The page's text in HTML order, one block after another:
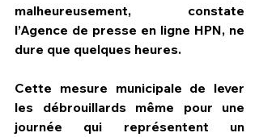
malheureusement, constate
l’Agence de presse en ligne HPN, ne
dure que quelques heures.
Cette mesure municipale de lever
les débrouillards même pour une
journée qui représentent un